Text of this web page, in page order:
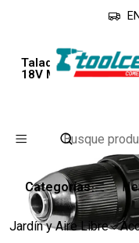
Categorías
Jardín y Aire Libre
Inicio
Taladro
18V Max. Torque 40